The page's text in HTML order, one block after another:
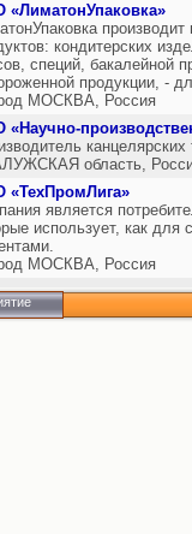
«ЛиматонУпаковка»
кондитерских
специй, бакалейной
продукции, -
МОСКВА, Россия
область,
«ТехПромЛига»
является
использует, как
МОСКВА, Россия